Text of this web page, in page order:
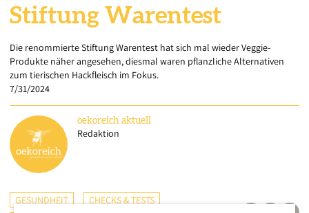
Stiftung Warentest
Die renommierte Stiftung Warentest hat sich mal wieder Veggie-
Produkte näher angesehen, diesmal waren pflanzliche Alternativen
zum tierischen Hackfleisch im Fokus.
7/31/2024
oekoreich aktuell
Redaktion
GESUNDHEIT
CHECKS & TESTS